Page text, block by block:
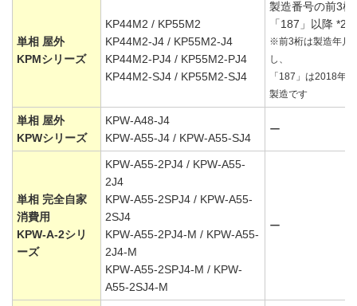
単相 屋外
KPMシリーズ
KP44M2 / KP55M2
KP44M2-J4 / KP55M2-J4
KP44M2-PJ4 / KP55M2-PJ4
KP44M2-SJ4 / KP55M2-SJ4
製造番号の前3桁
「187」以降 *2
※前3桁は製造年月
し、
「187」は2018年7
製造です
単相 屋外
KPWシリーズ
KPW-A48-J4
KPW-A55-J4 / KPW-A55-SJ4
ー
単相 完全自家
消費用
KPW-A-2シリ
ーズ
KPW-A55-2PJ4 / KPW-A55-
2J4
KPW-A55-2SPJ4 / KPW-A55-
2SJ4
KPW-A55-2PJ4-M / KPW-A55-
2J4-M
KPW-A55-2SPJ4-M / KPW-
A55-2SJ4-M
ー